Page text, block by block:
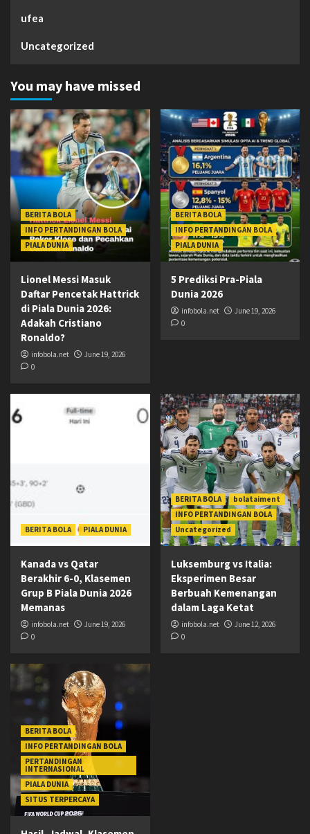
ufea
Uncategorized
You may have missed
BERITA BOLA
INFO PERTANDINGAN BOLA
PIALA DUNIA
Lionel Messi Masuk
Daftar Pencetak Hattrick
di Piala Dunia 2026:
Adakah Cristiano
Ronaldo?
infobola.net
June 19, 2026
0
BERITA BOLA
INFO PERTANDINGAN BOLA
PIALA DUNIA
5 Prediksi Pra-Piala
Dunia 2026
infobola.net
June 19, 2026
0
BERITA BOLA PIALA DUNIA
Kanada vs Qatar
Berakhir 6-0, Klasemen
Grup B Piala Dunia 2026
Memanas
infobola.net
June 19, 2026
0
BERITA BOLA
bolataiment
INFO PERTANDINGAN BOLA
Uncategorized
Luksemburg vs Italia:
Eksperimen Besar
Berbuah Kemenangan
dalam Laga Ketat
infobola.net
June 12, 2026
0
BERITA BOLA
INFO PERTANDINGAN BOLA
PERTANDINGAN
INTERNASIONAL
PIALA DUNIA
SITUS TERPERCAYA